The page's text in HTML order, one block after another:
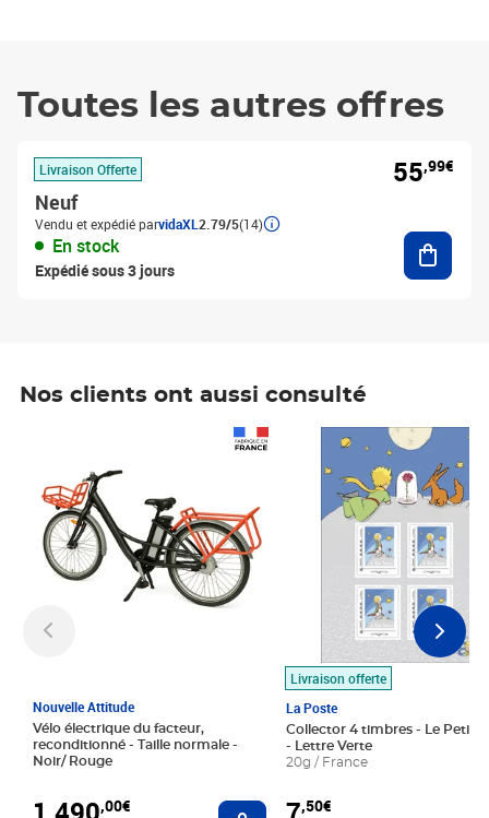
Toutes les autres offres
Livraison Offerte
Neuf
Vendu et expédié parvidaXL 2.79/5(14)
En stock
Expédié sous 3 jours
55,99€
Nos clients ont aussi consulté
Nouvelle Attitude
Vélo électrique du facteur,
reconditionné - Taille normale -
Noir/ Rouge
,00€ Ajouter au panier
Livraison offerte
La Poste
Collector 4 timbres - Le Petit
- Lettre Verte
20g / France
,50€
Prix 7,50€